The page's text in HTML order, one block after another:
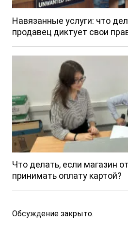
Навязанные услуги: что
продавец диктует свои
Что делать, если магазин
принимать оплату картой?
Обсуждение закрыто.